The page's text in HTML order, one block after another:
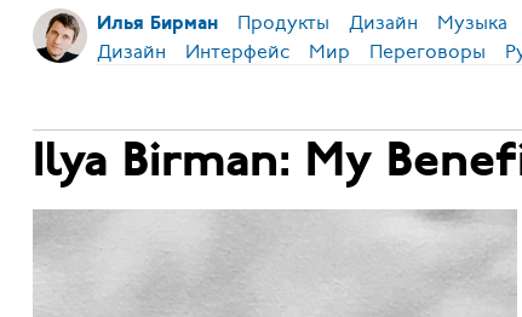
Илья Бирман Продукты Дизайн Музыка
Дизайн Интерфейс Мир Переговоры
Ilya Birman: My